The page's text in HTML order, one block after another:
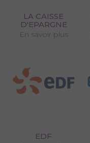
LA CAISSE
D'EPARGNE
En savoir plus
EDF